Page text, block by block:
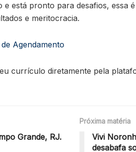
está pronto para desafios, essa
e meritocracia.
Agendamento
currículo diretamente pela
Grande, RJ.
Próxima matéria
Vivi
desabafa